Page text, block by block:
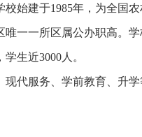
校始建于1985年，为全国
一一所区属公办职高。
生近3000人。
代服务、学前教育、升